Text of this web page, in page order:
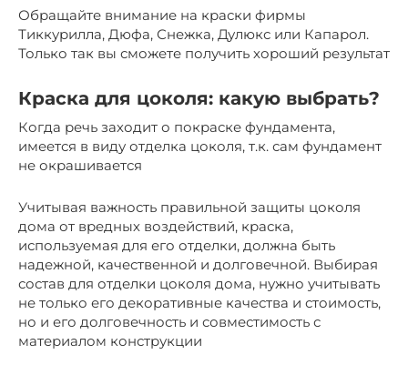
Обращайте внимание на краски фирмы
Тиккурилла, Дюфа, Снежка, Дулюкс или Капарол.
Только так вы сможете получить хороший результат
Краска для цоколя: какую выбрать?
Когда речь заходит о покраске фундамента,
имеется в виду отделка цоколя, т.к. сам фундамент
не окрашивается
Учитывая важность правильной защиты цоколя
дома от вредных воздействий, краска,
используемая для его отделки, должна быть
надежной, качественной и долговечной. Выбирая
состав для отделки цоколя дома, нужно учитывать
не только его декоративные качества и стоимость,
но и его долговечность и совместимость с
материалом конструкции